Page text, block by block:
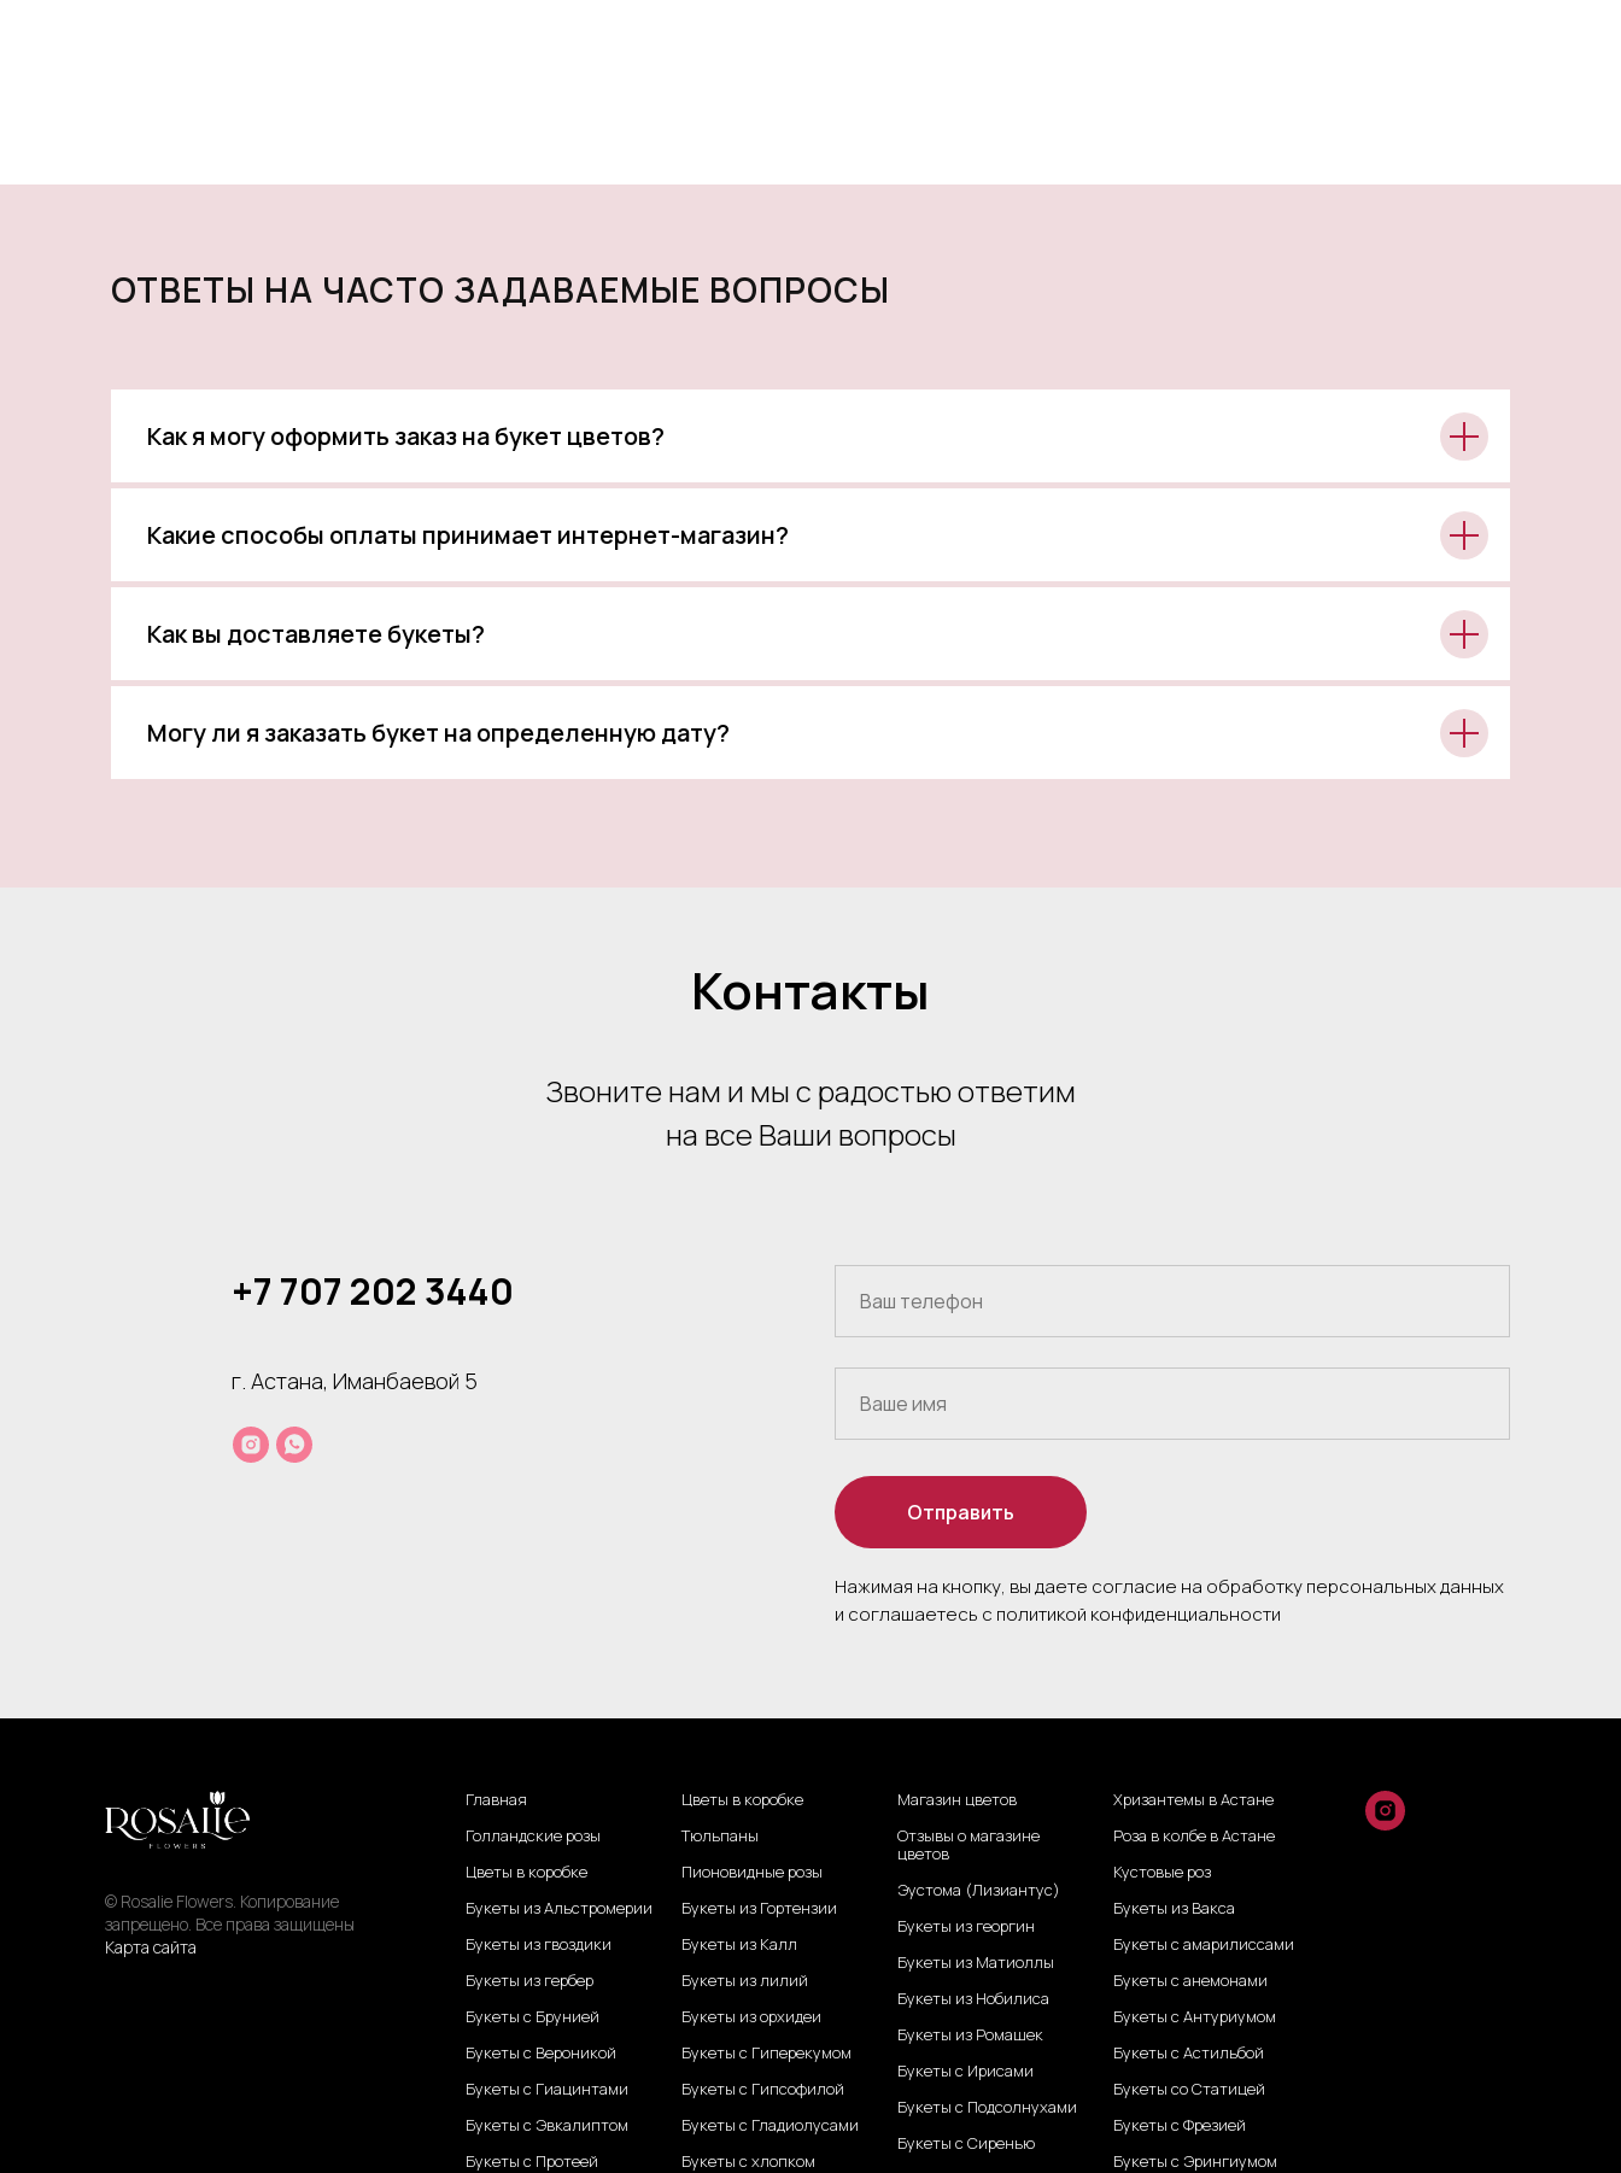
ОТВЕТЫ НА ЧАСТО ЗАДАВАЕМЫЕ ВОПРОСЫ
Как я могу оформить заказ на букет цветов?
Какие способы оплаты принимает интернет-магазин?
Как вы доставляете букеты?
Могу ли я заказать букет на определенную дату?
Контакты
Звоните нам и мы с радостью ответим
на все Ваши вопросы
+7 707 202 3440
г. Астана, Иманбаевой 5
Отправить
Нажимая на кнопку, вы даете согласие на обработку персональных данных
и соглашаетесь c политикой конфиденциальности
© Rosalie Flowers. Копирование
запрещено. Все права защищены
Карта сайта
Главная
Голландские розы
Цветы в коробке
Букеты из Альстромерии
Букеты из гвоздики
Букеты из гербер
Букеты с Брунией
Букеты с Вероникой
Букеты с Гиацинтами
Букеты с Эвкалиптом
Букеты с Протеей
Цветы в коробке
Тюльпаны
Пионовидные розы
Букеты из Гортензии
Букеты из Калл
Букеты из лилий
Букеты из орхидеи
Букеты с Гиперекумом
Букеты с Гипсофилой
Букеты с Гладиолусами
Букеты с хлопком
Магазин цветов
Отзывы о магазине
цветов
Эустома (Лизиантус)
Букеты из георгин
Букеты из Матиоллы
Букеты из Нобилиса
Букеты из Ромашек
Букеты с Ирисами
Букеты с Подсолнухами
Букеты с Сиренью
Хризантемы в Астане
Роза в колбе в Астане
Кустовые роз
Букеты из Вакса
Букеты с амарилиссами
Букеты с анемонами
Букеты с Антуриумом
Букеты с Астильбой
Букеты со Статицей
Букеты с Фрезией
Букеты с Эрингиумом